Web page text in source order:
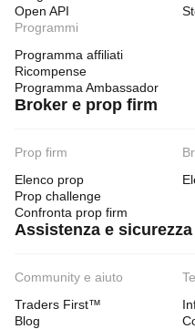
Open API
Programmi
Programma affiliati
Ricompense
Programma Ambassador
Broker e prop firm
Prop firm
Elenco prop
Prop challenge
Confronta prop firm
Assistenza e sicurezza
Community e aiuto
Traders First™
Blog